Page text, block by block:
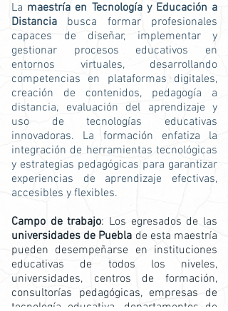
La maestría en Tecnología y Educación a
Distancia busca formar profesionales
capaces de diseñar, implementar y
gestionar procesos educativos en
entornos virtuales, desarrollando
competencias en plataformas digitales,
creación de contenidos, pedagogía a
distancia, evaluación del aprendizaje y
uso de tecnologías educativas
innovadoras. La formación enfatiza la
integración de herramientas tecnológicas
y estrategias pedagógicas para garantizar
experiencias de aprendizaje efectivas,
accesibles y flexibles.
Campo de trabajo: Los egresados de las
universidades de Puebla de esta maestría
pueden desempeñarse en instituciones
educativas de todos los niveles,
universidades, centros de formación,
consultorías pedagógicas, empresas de
tecnología educativa, departamentos de